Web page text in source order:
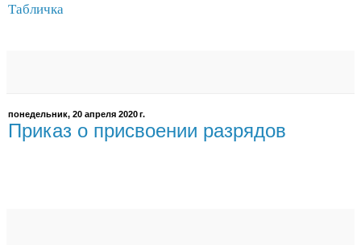
Табличка
понедельник, 20 апреля 2020 г.
Приказ о присвоении разрядов